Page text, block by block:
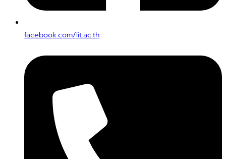
facebook.com/lit.ac.th